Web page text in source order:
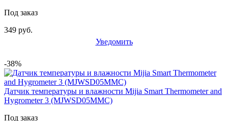
Под заказ
349 руб.
Уведомить
-38%
Датчик температуры и влажности Mijia Smart Thermometer and
Hygrometer 3 (MJWSD05MMC)
Под заказ